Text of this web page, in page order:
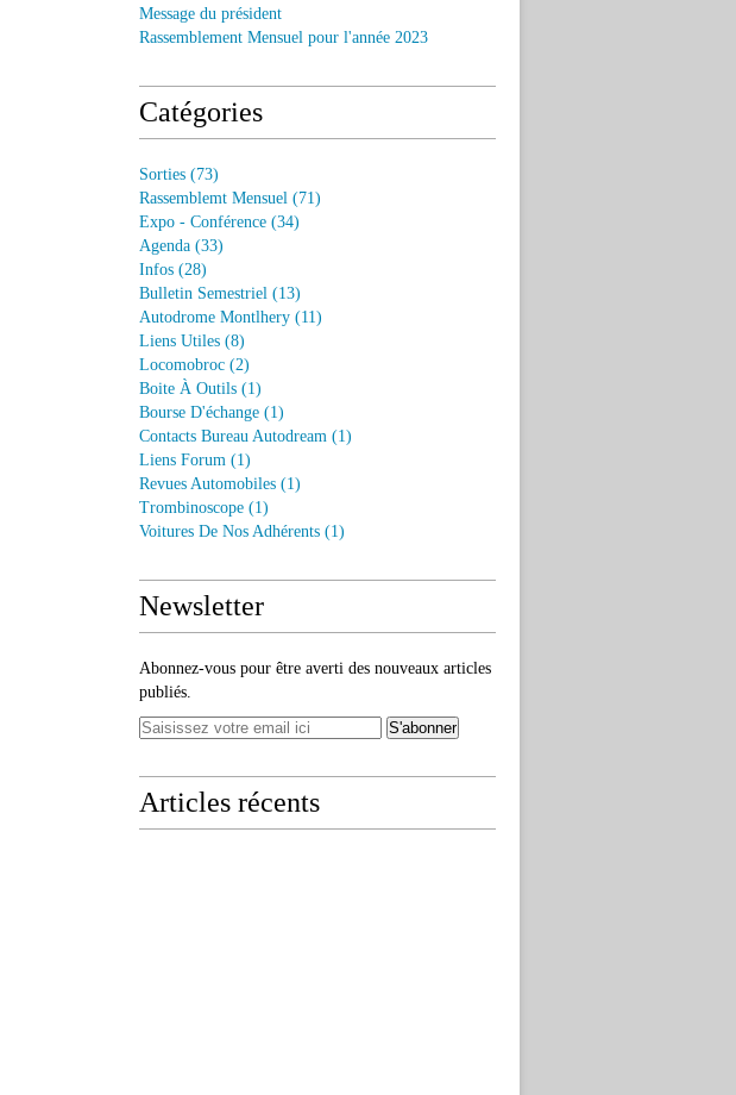
Message du président
Rassemblement Mensuel pour l'année 2023
Catégories
Sorties (73)
Rassemblemt Mensuel (71)
Expo - Conférence (34)
Agenda (33)
Infos (28)
Bulletin Semestriel (13)
Autodrome Montlhery (11)
Liens Utiles (8)
Locomobroc (2)
Boite À Outils (1)
Bourse D'échange (1)
Contacts Bureau Autodream (1)
Liens Forum (1)
Revues Automobiles (1)
Trombinoscope (1)
Voitures De Nos Adhérents (1)
Newsletter
Abonnez-vous pour être averti des nouveaux articles
publiés.
Articles récents